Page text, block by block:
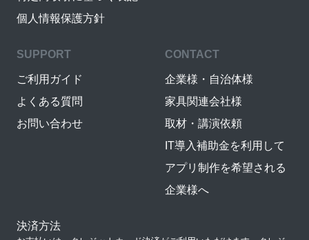
個人情報保護方針
SUPPORT
ご利用ガイド
よくある質問
お問い合わせ
CONTACT
企業様・自治体様
家具関連会社様
取材・講演依頼
IT導入補助金を利用して
アプリ制作を希望される
企業様へ
決済方法